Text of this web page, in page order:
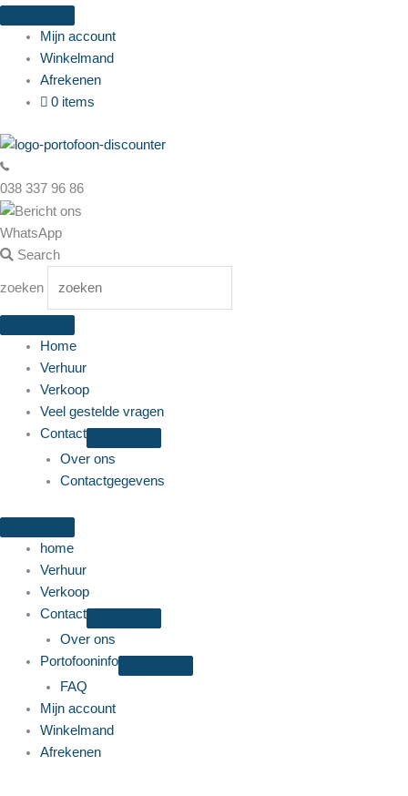
Ga
Mijn account
Winkelmand
Afrekenen
0 items
038 337 96 86
WhatsApp
Search
zoeken
Home
Verhuur
Verkoop
Veel gestelde vragen
Contact
Over ons
Contactgegevens
home
Verhuur
Verkoop
Contact
Over ons
Portofooninfo
FAQ
Mijn account
Winkelmand
Afrekenen